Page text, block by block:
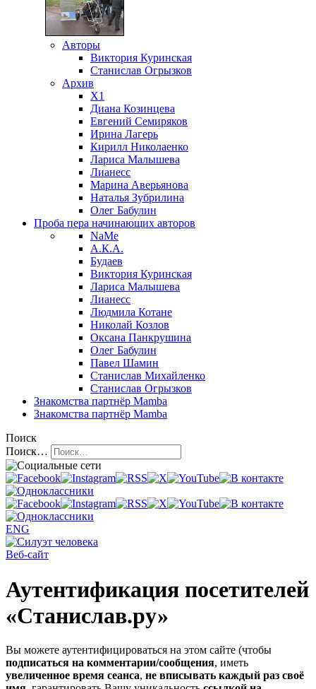
Авторы
Виктория Куринская
Станислав Огрызков
Архив
X1
Диана Козинцева
Евгений Семиряков
Ирина Лагерь
Кирилл Николаенко
Лариса Малышева
Лианесс
Марина Аверьянова
Наталья Зубрилина
Олег Бабулин
Проба пера начинающих авторов
NaMe
А.К.А.
Будаев
Виктория Куринская
Лариса Малышева
Лианесс
Людмила Котане
Николай Козлов
Оксана Панкрушина
Олег Бабулин
Павел Шамин
Станислав Михайленко
Станислав Огрызков
Знакомства партнёр Mamba
Знакомства партнёр Mamba
Поиск
Поиск…
ENG
Веб-сайт
Аутентификация посетителей
«Станислав.ру»
Вы можете аутентифицироваться на этом сайте (чтобы
подписаться на комментарии/сообщения, иметь
увеличенное время сеанса, не вписывать каждый раз своё